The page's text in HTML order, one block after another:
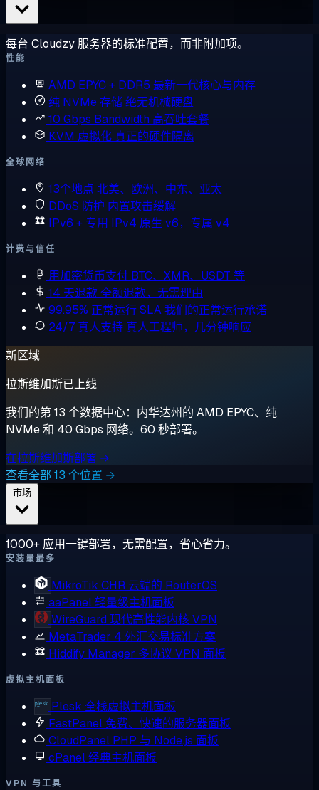
每台 Cloudzy 服务器的标准配置，而非附加项。
性能
AMD EPYC + DDR5 最新一代核心与内存
纯 NVMe 存储绝无机械硬盘
10 Gbps Bandwidth 高吞吐套餐
KVM 虚拟化 真正的硬件隔离
全球网络
13个地点 北美、欧洲、中东、亚太
DDoS 防护 内置攻击缓解
IPv6 + 专用 IPv4 原生 v6，专属 v4
计费与信任
用加密货币支付 BTC、XMR、USDT 等
14 天退款全额退款，无需理由
99.95% 正常运行 SLA我们的正常运行承诺
24/7 真人支持 真人工程师，几分钟响应
新区域
拉斯维加斯已上线
我们的第 13 个数据中心：内华达州的 AMD EPYC、纯
NVMe 和 40 Gbps 网络。60 秒部署。
在拉斯维加斯部署 →
查看全部 13 个位置 →
1000+ 应用一键部署，无需配置，省心省力。
安装量最多
MikroTik CHR 云端的 RouterOS
aaPanel轻量级主机面板
WireGuard 现代高性能内核 VPN
MetaTrader 4 外汇交易标准方案
Hiddify Manager 多协议 VPN 面板
虚拟主机面板
Plesk 全栈虚拟主机面板
FastPanel 免费、快速的服务器面板
CloudPanel PHP 与 Node.js 面板
cPanel经典主机面板
VPN 与工具